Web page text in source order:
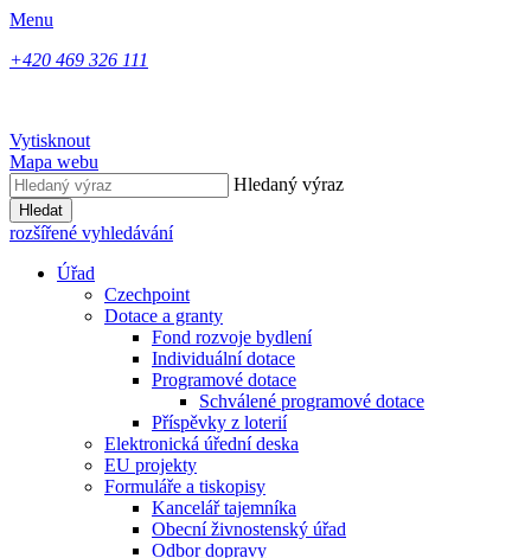
Menu
+420 469 326 111
Vytisknout
Mapa webu
Hledaný výraz
Hledat
rozšířené vyhledávání
Úřad
Czechpoint
Dotace a granty
Fond rozvoje bydlení
Individuální dotace
Programové dotace
Schválené programové dotace
Příspěvky z loterií
Elektronická úřední deska
EU projekty
Formuláře a tiskopisy
Kancelář tajemníka
Obecní živnostenský úřad
Odbor dopravy